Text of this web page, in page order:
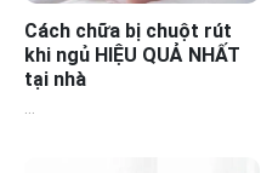
Cách chữa bị chuột rút
khi ngủ HIỆU QUẢ NHẤT
tại nhà
...